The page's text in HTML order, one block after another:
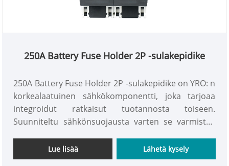
250A Battery Fuse Holder 2P -sulakepidike
250A Battery Fuse Holder 2P -sulakepidike on YRO: n
korkealaatuinen sähkökomponentti, joka tarjoaa
integroidut ratkaisut tuotannosta toiseen.
Suunniteltu sähkönsuojausta varten se varmistaa
vuoden teollisuuskokemuksella ja tiukassa
laadunvalvonnassa Yros -sulake -haltijoita käytetään
Lue lisää Lähetä kysely